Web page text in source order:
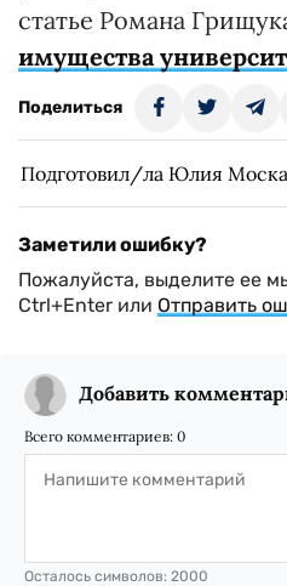
статье Романа
имущества
Поделиться
Подготовил/ла Юлия
Заметили ошибку?
Пожалуйста, выделите ее
Ctrl+Enter или Отправить
Добавить
Всего комментариев: 0
Осталось символов: 2000